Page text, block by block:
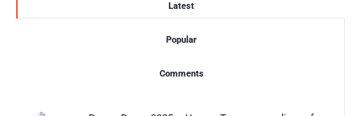
Latest
Popular
Comments